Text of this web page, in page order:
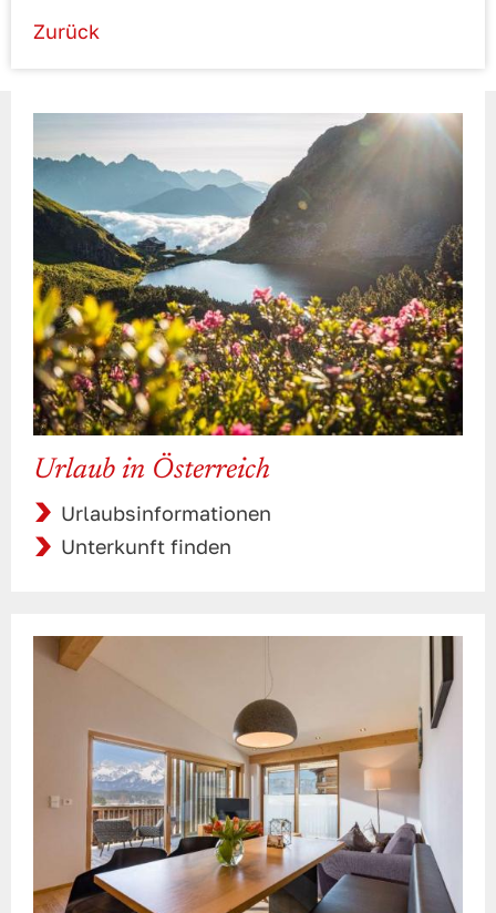
Zurück
Urlaub in Österreich
Urlaubsinformationen
Unterkunft finden